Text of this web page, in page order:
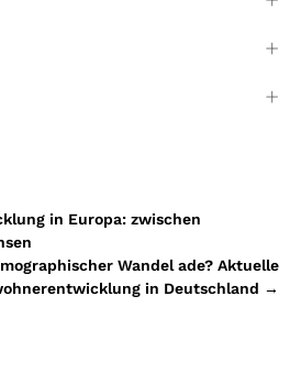
in Europa: zwischen
Wandel ade? Aktuelle
in Deutschland →